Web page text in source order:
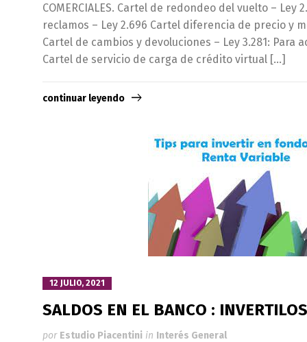
COMERCIALES. Cartel de redondeo del vuelto – Ley
reclamos – Ley 2.696 Cartel diferencia de precio y
Cartel de cambios y devoluciones – Ley 3.281: Para
Cartel de servicio de carga de crédito virtual […]
continuar leyendo
12 JULIO, 2021
SALDOS EN EL BANCO :
por Estudio Piacentini in Interés General